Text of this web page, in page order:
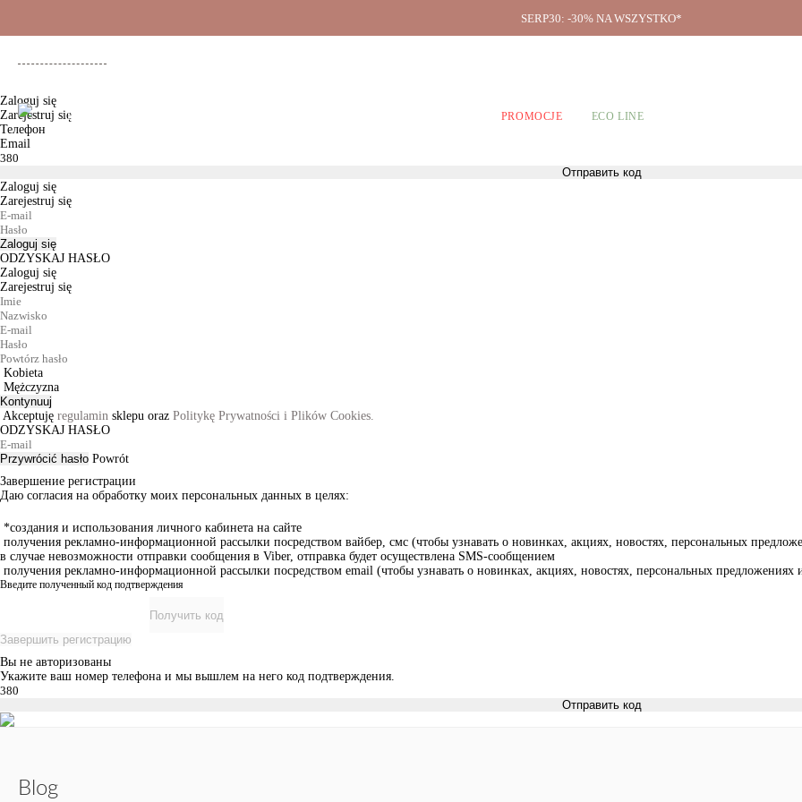
SERP30: -30% NA WSZYSTKO*
KOBIETY PROMOCJE ECO LINE
Zaloguj się
Zarejestruj się
Телефон
Email
Отправить код
Zaloguj się
Zarejestruj się
Zaloguj się
ODZYSKAJ HASŁO
Zaloguj się
Zarejestruj się
Kobieta
Mężczyzna
Kontynuuj
Akceptuję regulamin sklepu oraz Politykę Prywatności i Plików Cookies.
ODZYSKAJ HASŁO
Przywrócić hasło Powrót
Завершение регистрации
Даю согласия на обработку моих персональных данных в целях:
*создания и использования личного кабинета на сайте
получения рекламно-информационной рассылки посредством вайбер, смс (чтобы узнавать о новинках, акциях, новостях, персональных
в случае невозможности отправки сообщения в Viber, отправка будет осуществлена SMS-сообщением
получения рекламно-информационной рассылки посредством email (чтобы узнавать о новинках, акциях, новостях, персональных предложениях
Введите полученный код подтверждения
Получить код
Завершить регистрацию
Вы не авторизованы
Укажите ваш номер телефона и мы вышлем на него код подтверждения.
Отправить код
Blog